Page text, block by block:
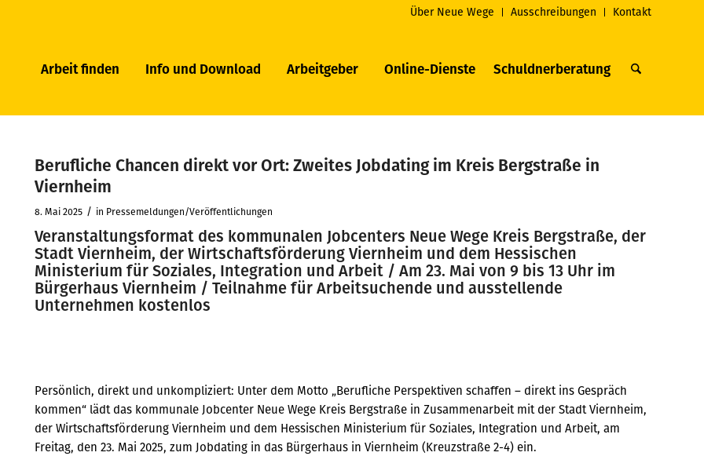
Über Neue Wege Ausschreibungen Kontakt
Arbeit finden Info und Download Arbeitgeber Online-Dienste Schuldnerberatung
Berufliche Chancen direkt vor Ort: Zweites Jobdating im Kreis Bergstraße in
Viernheim
8. Mai 2025 / in Pressemeldungen/Veröffentlichungen
Veranstaltungsformat des kommunalen Jobcenters Neue Wege Kreis Bergstraße, der
Stadt Viernheim, der Wirtschaftsförderung Viernheim und dem Hessischen
Ministerium für Soziales, Integration und Arbeit / Am 23. Mai von 9 bis 13 Uhr im
Bürgerhaus Viernheim / Teilnahme für Arbeitsuchende und ausstellende
Unternehmen kostenlos
Persönlich, direkt und unkompliziert: Unter dem Motto „Berufliche Perspektiven schaffen – direkt ins Gespräch
kommen“ lädt das kommunale Jobcenter Neue Wege Kreis Bergstraße in Zusammenarbeit mit der Stadt Viernheim,
der Wirtschaftsförderung Viernheim und dem Hessischen Ministerium für Soziales, Integration und Arbeit, am
Freitag, den 23. Mai 2025, zum Jobdating in das Bürgerhaus in Viernheim (Kreuzstraße 2-4) ein.